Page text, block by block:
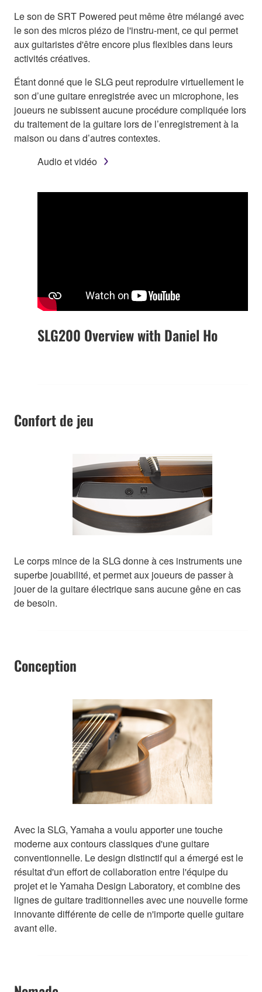
Le son de SRT Powered peut même être mélangé avec
le son des micros piézo de l'instru-ment, ce qui permet
aux guitaristes d'être encore plus flexibles dans leurs
activités créatives.
Étant donné que le SLG peut reproduire virtuellement le
son d’une guitare enregistrée avec un microphone, les
joueurs ne subissent aucune procédure compliquée lors
du traitement de la guitare lors de l’enregistrement à la
maison ou dans d’autres contextes.
Audio et vidéo
SLG200 Overview with Daniel Ho
Confort de jeu
Le corps mince de la SLG donne à ces instruments une
superbe jouabilité, et permet aux joueurs de passer à
jouer de la guitare électrique sans aucune gêne en cas
de besoin.
Conception
Avec la SLG, Yamaha a voulu apporter une touche
moderne aux contours classiques d'une guitare
conventionnelle. Le design distinctif qui a émergé est le
résultat d'un effort de collaboration entre l'équipe du
projet et le Yamaha Design Laboratory, et combine des
lignes de guitare traditionnelles avec une nouvelle forme
innovante différente de celle de n'importe quelle guitare
avant elle.